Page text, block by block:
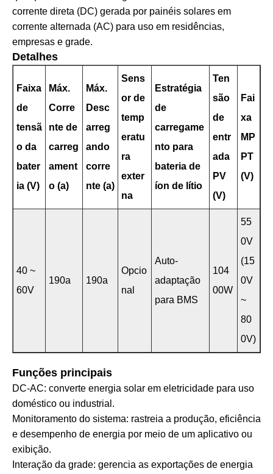
corrente direta (DC) gerada por painéis solares em
corrente alternada (AC) para uso em residências,
empresas e grade.
Detalhes
Faixa
de
tensã
o da
bater
ia (V)
Máx.
Corre
nte de
carreg
ament
o (a)
Máx.
Desc
arreg
ando
corre
nte (a)
Sens
or de
temp
eratu
ra
exter
na
Estratégia
de
carregame
nto para
bateria de
íon de lítio
Ten
são
de
entr
ada
PV
(V)
Fai
xa
MP
PT
(V)
40 ~
60V
190a 190a
Opcio
nal
Auto-
adaptação
para BMS
104
00W
55
0V
(15
0V
~
80
0V)
Funções principais
DC-AC: converte energia solar em eletricidade para uso
doméstico ou industrial.
Monitoramento do sistema: rastreia a produção, eficiência
e desempenho de energia por meio de um aplicativo ou
exibição.
Interação da grade: gerencia as exportações de energia